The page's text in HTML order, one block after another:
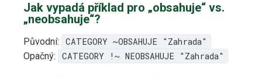
Jak vypadá příklad pro „obsahuje“ vs.
„neobsahuje“?
Původní:
CATEGORY ~OBSAHUJE "Zahrada"
Opačný:
CATEGORY !~ NEOBSAHUJE "Zahrada"